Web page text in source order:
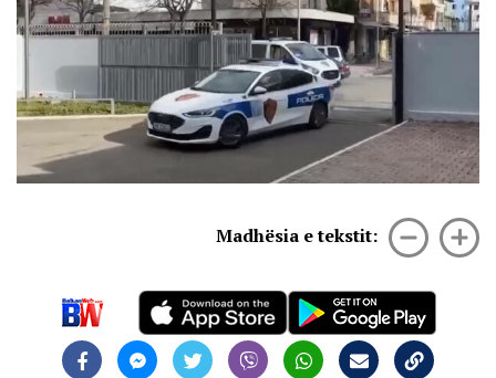
Madhësia e tekstit: